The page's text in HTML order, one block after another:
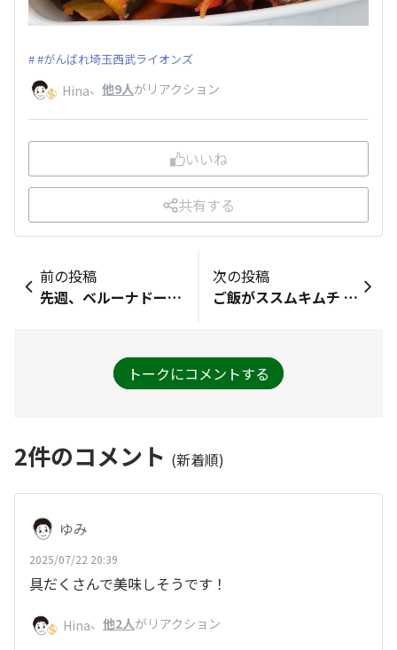
#がんばれ埼玉西武ライオンズ
Hina、 他9人がリアクション
いいね
共有する
前の投稿
先週、ベルーナドームに行ってきました。 西武ライオンズしっかり応援してきました
次の投稿
ご飯がススムキムチ 増量記念キャンペーンの竹箸が届きました。 初めてご飯がススムグッズいただいたのでとても嬉しいです🥰 箸が少し長めで使いやすいので、早速この竹箸でご飯食べたいと思います✨ ありがとうございました！
トークにコメントする
2件のコメント (新着順)
ゆみ
2025/07/22 20:39
具だくさんで美味しそうです！
Hina、 他2人がリアクション